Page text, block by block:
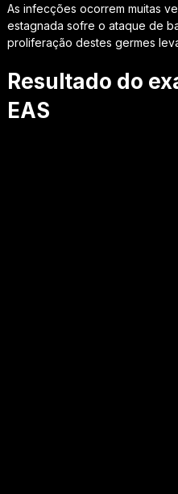
As infecções ocorrem muitas
estagnada sofre o ataque de
proliferação destes germes
Resultado do
EAS